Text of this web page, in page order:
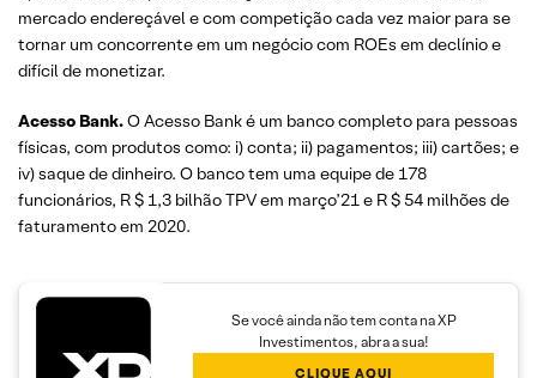
mercado endereçável e com competição cada vez maior para se
tornar um concorrente em um negócio com ROEs em declínio e
difícil de monetizar.
Acesso Bank.O Acesso Bank é um banco completo para pessoas
físicas, com produtos como: i) conta; ii) pagamentos; iii) cartões; e
iv) saque de dinheiro. O banco tem uma equipe de 178
funcionários, R $ 1,3 bilhão TPV em março’21 e R $ 54 milhões de
faturamento em 2020.
Se você ainda não tem conta na XP
Investimentos, abra a sua!
CLIQUE AQUI